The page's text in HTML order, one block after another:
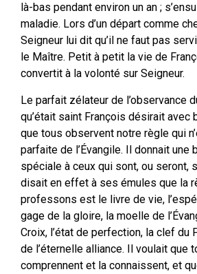
là-bas pendant environ un an ;
maladie. Lors d’un départ comme
Seigneur lui dit qu’il ne faut pas
le Maître. Petit à petit la vie de
convertit à la volonté sur Seigneur.
Le parfait zélateur de l’observance
qu’était saint François désirait avec
que tous observent notre règle qui
parfaite de l’Évangile. Il donnait une
spéciale à ceux qui sont, ou seront,
disait en effet à ses émules que la
professons est le livre de vie,
gage de la gloire, la moelle de
Croix, l’état de perfection, la clef du
de l’éternelle alliance. Il voulait que
comprennent et la connaissent, et